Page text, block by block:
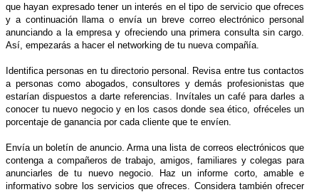
que hayan expresado tener un interés en el tipo de servicio que ofreces
y a continuación llama o envía un breve correo electrónico personal
anunciando a la empresa y ofreciendo una primera consulta sin cargo.
Así, empezarás a hacer el networking de tu nueva compañía.
Identifica personas en tu directorio personal. Revisa entre tus contactos
a personas como abogados, consultores y demás profesionistas que
estarían dispuestos a darte referencias. Invítales un café para darles a
conocer tu nuevo negocio y en los casos donde sea ético, ofréceles un
porcentaje de ganancia por cada cliente que te envíen.
Envía un boletín de anuncio. Arma una lista de correos electrónicos que
contenga a compañeros de trabajo, amigos, familiares y colegas para
anunciarles de tu nuevo negocio. Haz un informe corto, amable e
informativo sobre los servicios que ofreces. Considera también ofrecer